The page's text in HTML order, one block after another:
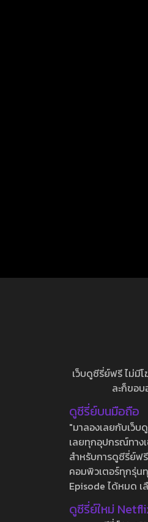
เว็บดูซีรี่ย์ฟรี ไม่มี
ละก็ขอบ
ดูซีรี่ย์บนมือถือ
"มาลองเลยกับเว็
เลยทุกอุปกรณ์ทาง
สำหรับการดูซีรี่ย์ฟ
คอมพิวเตอร์ทุกรุ่น
Episode ได้หมด เ
ดูซีรี่ย์ใหม่